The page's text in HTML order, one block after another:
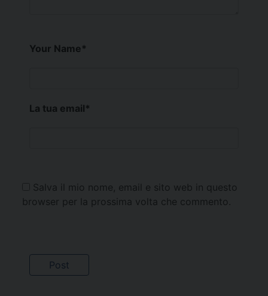
Your Name*
La tua email*
Salva il mio nome, email e sito web in questo
browser per la prossima volta che commento.